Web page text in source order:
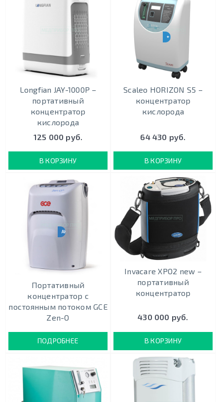
Longfian JAY-1000P –
портативный
концентратор
кислорода
125 000 руб.
В КОРЗИНУ
+ ПОДАРОК
Scaleo HORIZON S5 –
концентратор
кислорода
64 430 руб.
В КОРЗИНУ
АНАЛОГ PHILIPS SIMPLYGO
Портативный
концентратор с
постоянным потоком GCE
Zen-O
ПОДРОБНЕЕ
Invacare XPO2 new –
портативный
концентратор
430 000 руб.
В КОРЗИНУ